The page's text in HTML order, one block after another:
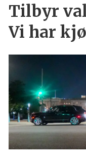
Tilbyr
Vi har